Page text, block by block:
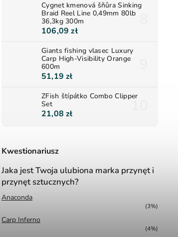
Cygnet kmenová šňůra Sinking
Braid Reel Line 0,49mm 80lb
36,3kg 300m
106,09 zł
Giants fishing vlasec Luxury
Carp High-Visibility Orange
600m
51,19 zł
ZFish štípátko Combo Clipper
Set
21,08 zł
Kwestionariusz
Jaka jest Twoja ulubiona marka przynęt i
przynęt sztucznych?
Anaconda
(3%)
Carp Inferno
(4%)